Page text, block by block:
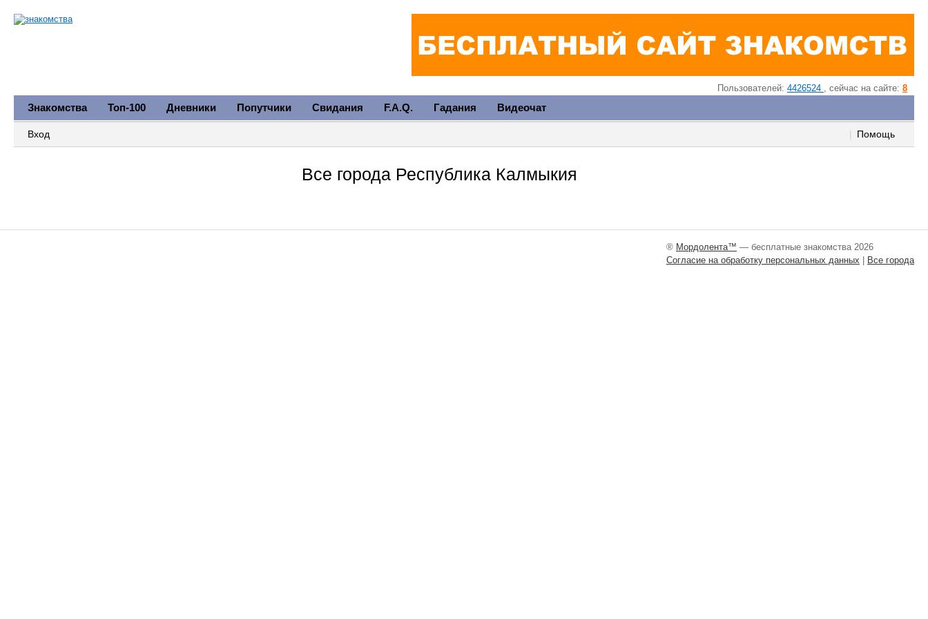
Пользователей: 4426524 , cейчас на сайте: 8
Знакомства Топ-100 Дневники Попутчики Свидания F.A.Q. Гадания Видеочат
Помощь
Вход
Все города Республика Калмыкия
® Мордолента™ — бесплатные знакомства 2026
Согласие на обработку персональных данных
Все города